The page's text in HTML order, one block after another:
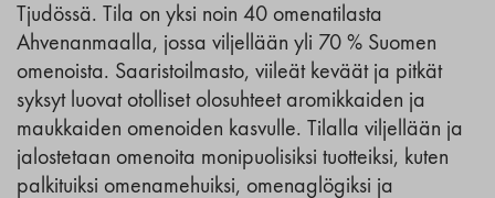
Tjudössä. Tila on yksi noin 40 omenatilasta
Ahvenanmaalla, jossa viljellään yli 70 % Suomen
omenoista. Saaristoilmasto, viileät keväät ja pitkät
syksyt luovat otolliset olosuhteet aromikkaiden ja
maukkaiden omenoiden kasvulle. Tilalla viljellään ja
jalostetaan omenoita monipuolisiksi tuotteiksi, kuten
palkituiksi omenamehuiksi, omenaglögiksi ja